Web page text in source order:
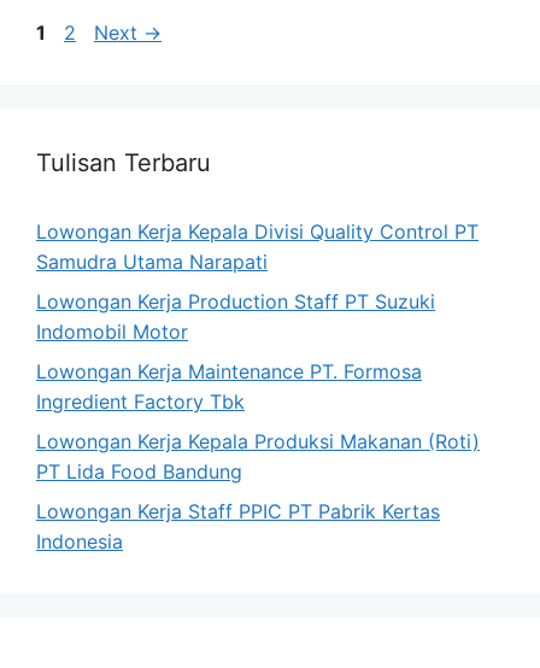
Page
1 Page
2 Next →
Tulisan Terbaru
Lowongan Kerja Kepala Divisi Quality Control PT
Samudra Utama Narapati
Lowongan Kerja Production Staff PT Suzuki
Indomobil Motor
Lowongan Kerja Maintenance PT. Formosa
Ingredient Factory Tbk
Lowongan Kerja Kepala Produksi Makanan (Roti)
PT Lida Food Bandung
Lowongan Kerja Staff PPIC PT Pabrik Kertas
Indonesia